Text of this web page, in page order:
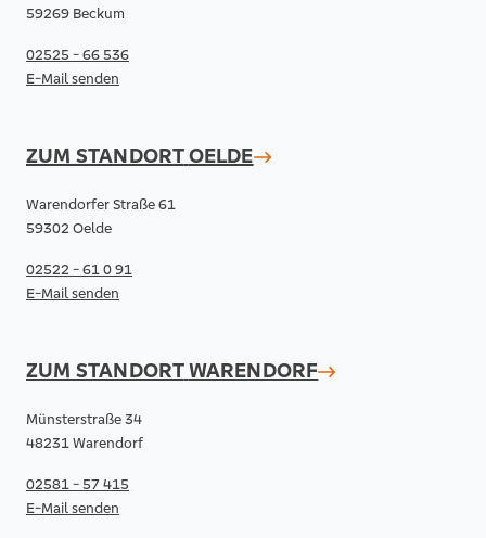
59269 Beckum
02525 - 66 536
E-Mail senden
ZUM STANDORTOELDE
Warendorfer Straße 61
59302 Oelde
02522 - 61 0 91
E-Mail senden
ZUM STANDORTWARENDORF
Münsterstraße 34
48231 Warendorf
02581 - 57 415
E-Mail senden